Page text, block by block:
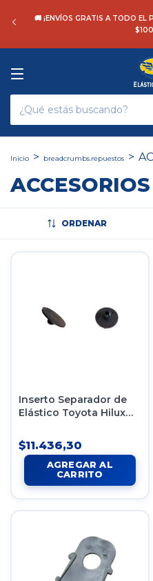
🚚 ¡ENVÍOS GRATIS A TODO EL
Inicio > breadcrumbs.repuestos >
ACCESORIOS
ORDENAR
Inserto Separador de
Elástico Toyota Hilux
$11.436,30